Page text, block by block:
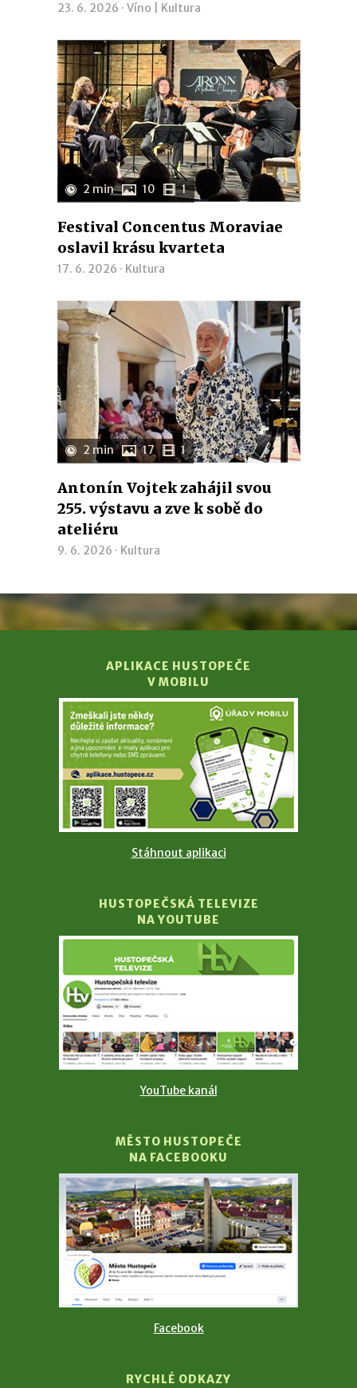
23. 6. 2026 · Víno Kultura
2 min 10 1
Festival Concentus Moraviae
oslavil krásu kvarteta
17. 6. 2026 · Kultura
2 min 17 1
Antonín Vojtek zahájil svou
255. výstavu a zve k sobě do
ateliéru
9. 6. 2026 · Kultura
APLIKACE HUSTOPEČE
V MOBILU
Stáhnout aplikaci
HUSTOPEČSKÁ TELEVIZE
NA YOUTUBE
YouTube kanál
MĚSTO HUSTOPEČE
NA FACEBOOKU
Facebook
RYCHLÉ ODKAZY